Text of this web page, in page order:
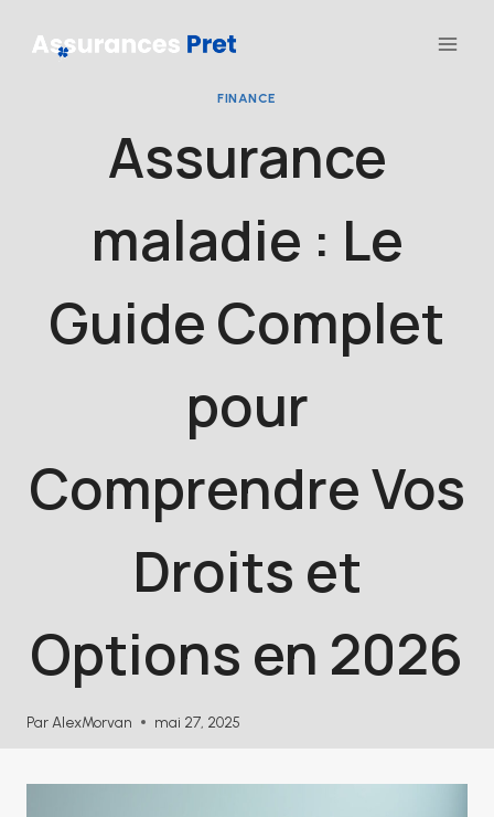
FINANCE
Assurance
maladie : Le
Guide Complet
pour
Comprendre Vos
Droits et
Options en 2026
Par AlexMorvan mai 27, 2025